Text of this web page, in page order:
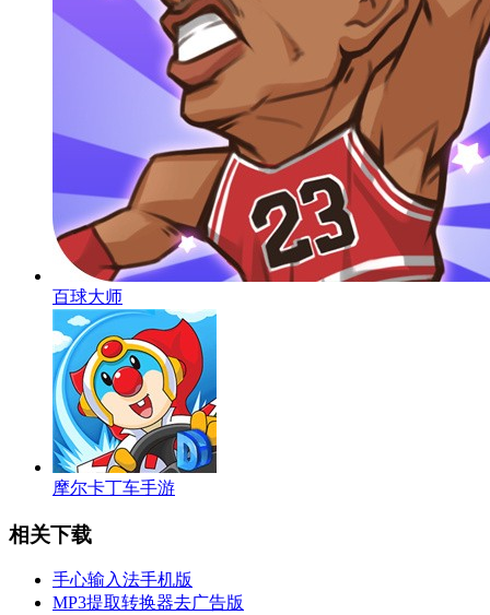
百球大师
摩尔卡丁车手游
相关下载
手心输入法手机版
MP3提取转换器去广告版